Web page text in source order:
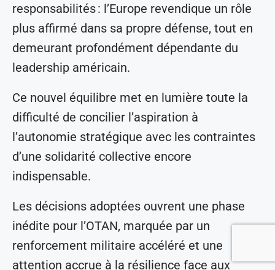
responsabilités : l’Europe revendique un rôle
plus affirmé dans sa propre défense, tout en
demeurant profondément dépendante du
leadership américain.
Ce nouvel équilibre met en lumière toute la
difficulté de concilier l’aspiration à
l’autonomie stratégique avec les contraintes
d’une solidarité collective encore
indispensable.
Les décisions adoptées ouvrent une phase
inédite pour l’OTAN, marquée par un
renforcement militaire accéléré et une
attention accrue à la résilience face aux